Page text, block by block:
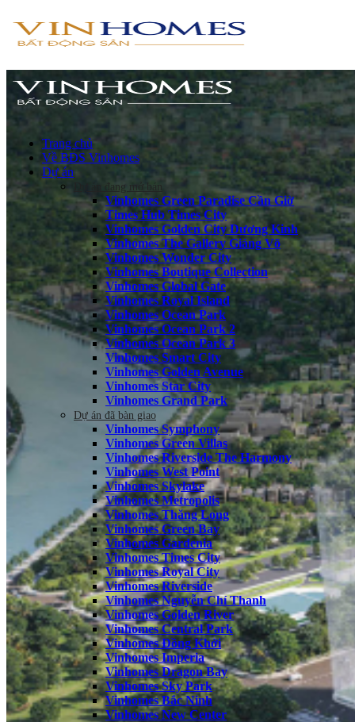
Trang chủ
Về BĐS Vinhomes
Dự án
Dự án đang mở bán
Vinhomes Green Paradise Cần Giờ
Times Hub Times City
Vinhomes Golden City Dương Kinh
Vinhomes The Gallery Giảng Võ
Vinhomes Wonder City
Vinhomes Boutique Collection
Vinhomes Global Gate
Vinhomes Royal Island
Vinhomes Ocean Park
Vinhomes Ocean Park 2
Vinhomes Ocean Park 3
Vinhomes Smart City
Vinhomes Golden Avenue
Vinhomes Star City
Vinhomes Grand Park
Dự án đã bàn giao
Vinhomes Symphony
Vinhomes Green Villas
Vinhomes Riverside The Harmony
Vinhomes West Point
Vinhomes Skylake
Vinhomes Metropolis
Vinhomes Thăng Long
Vinhomes Green Bay
Vinhomes Gardenia
Vinhomes Times City
Vinhomes Royal City
Vinhomes Riverside
Vinhomes Nguyễn Chí Thanh
Vinhomes Golden River
Vinhomes Central Park
Vinhomes Đồng Khởi
Vinhomes Imperia
Vinhomes Dragon Bay
Vinhomes Sky Park
Vinhomes Bắc Ninh
Vinhomes New Center